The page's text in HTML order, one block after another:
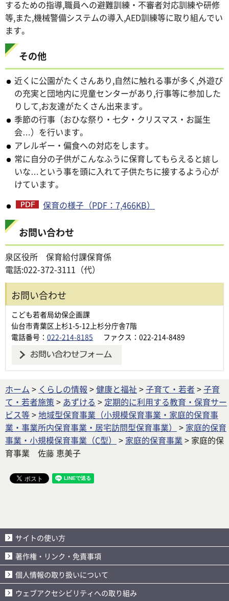
するための指導,職員への避難訓練・不審者対応訓練や研修
等,また,機械警備システムの導入,AED訓練等に取り組んでい
ます。
その他
近くに公園がたくさんあり,自然に触れる事が多く,外遊び
の充実と団地内に児童センターがあり,行事等に参加した
りして,お友達がたくさん出来ます。
季節の行事（おひな祭り・七夕・クリスマス・お誕生
会…）を行います。
アレルギー・偏食への対応をします。
常に自分の子供がこんなふうに保育してもらえると嬉し
いな…という事を頭に入れて子供たちに接するよう心が
けています。
保育の様子（PDF：7,466KB）
お問い合わせ
泉区役所 保育給付課保育係
電話:022-372-3111（代）
お問い合わせ
こども若者局幼保企画課
仙台市青葉区上杉1-5-12上杉分庁舎7階
電話番号： 022-214-8185 ファクス：022-214-8489
ホーム > くらしの情報 >健康と福祉 >子育て・若者 >子育
て・若者施策 > あずける > 定期的に利用する教育・保育サー
ビス等>地域型保育事業（小規模保育事業・家庭的保育事
業・事業所内保育事業・居宅訪問型保育事業）
> 家庭的保育
事業・小規模保育事業（C型）
> 家庭的保育事業 > 家庭的保
育事業 佐藤 恵美子
サイトの使い方
著作権・リンク・免責事項
個人情報の取り扱いについて
ウェブアクセシビリティへの取り組み